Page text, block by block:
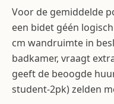
Voor de gemiddelde
een bidet géén
cm wandruimte in
badkamer, vraagt
geeft de beoogde
student-2pk) zelden